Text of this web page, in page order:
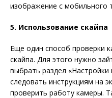
изображение с мобильного
5. Использование скайпа
Еще один способ проверки
скайпа. Для этого нужно
выбрать раздел
следовать инструкциям на
проверить работу камеры.